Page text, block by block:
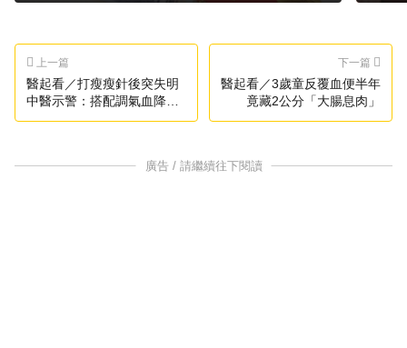
上一篇
醫起看／打瘦瘦針後突失明
中醫示警：搭配調氣血降風
險
下一篇
醫起看／3歲童反覆血便半年
竟藏2公分「大腸息肉」
廣告 / 請繼續往下閱讀